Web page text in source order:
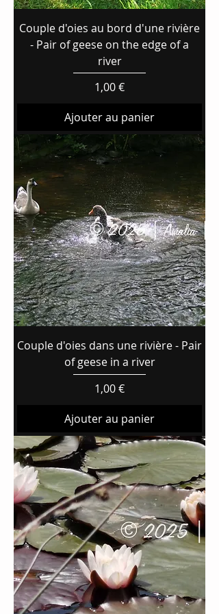
Couple d'oies au bord d'une rivière
- Pair of geese on the edge of a
river
Prix
1,00 €
Ajouter au panier
Couple d'oies dans une rivière - Pair
of geese in a river
Prix
1,00 €
Ajouter au panier